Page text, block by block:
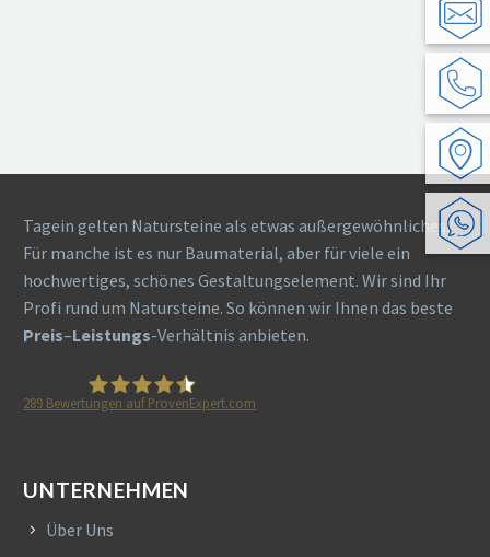
Tagein gelten Natursteine als etwas außergewöhnliches.
Für manche ist es nur Baumaterial, aber für viele ein
hochwertiges, schönes Gestaltungselement. Wir sind Ihr
Profi rund um Natursteine. So können wir Ihnen das beste
Preis–Leistungs-Verhältnis anbieten.
289 Bewertungen auf ProvenExpert.com
UNTERNEHMEN
Über Uns